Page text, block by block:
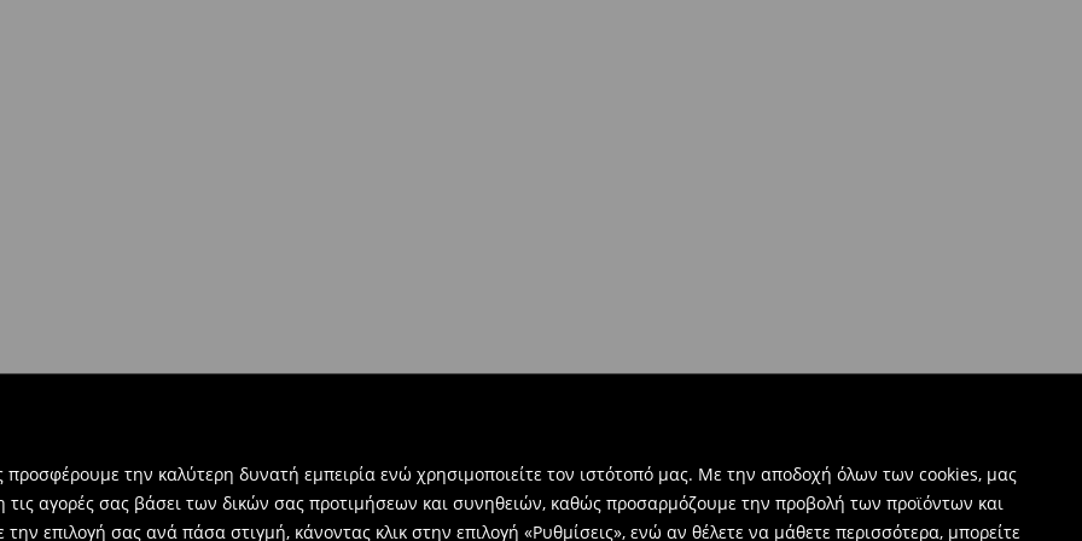
προσφέρουμε την καλύτερη δυνατή εμπειρία ενώ χρησιμοποιείτε τον ιστότοπό μας. Με την αποδοχή όλων των cookies, μας
αγορές σας βάσει των δικών σας προτιμήσεων και συνηθειών, καθώς προσαρμόζουμε την προβολή των προϊόντων και
επιλογή σας ανά πάσα στιγμή, κάνοντας κλικ στην επιλογή «Ρυθμίσεις», ενώ αν θέλετε να μάθετε περισσότερα, μπορείτε